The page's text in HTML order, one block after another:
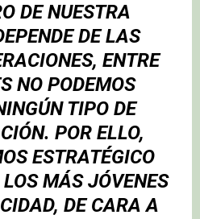
DE NUESTRA
DE LAS
ENTRE
NO PODEMOS
TIPO DE
POR ELLO,
ESTRATÉGICO
MÁS JÓVENES
DE CARA A